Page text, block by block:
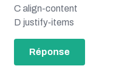
C align-content
D justify-items
Réponse